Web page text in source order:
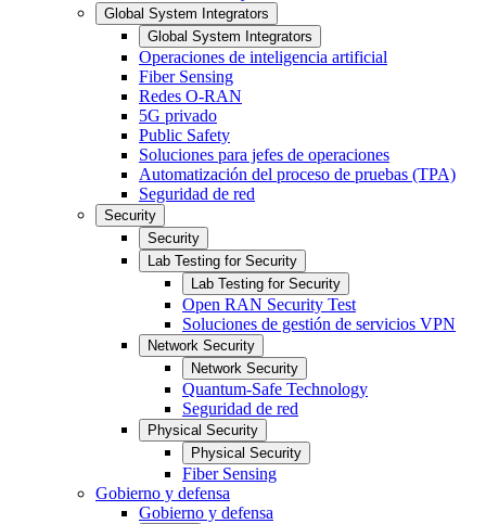
Global System Integrators
Global System Integrators
Operaciones de inteligencia artificial
Fiber Sensing
Redes O-RAN
5G privado
Public Safety
Soluciones para jefes de operaciones
Automatización del proceso de pruebas (TPA)
Seguridad de red
Security
Security
Lab Testing for Security
Lab Testing for Security
Open RAN Security Test
Soluciones de gestión de servicios VPN
Network Security
Network Security
Quantum-Safe Technology
Seguridad de red
Physical Security
Physical Security
Fiber Sensing
Gobierno y defensa
Gobierno y defensa